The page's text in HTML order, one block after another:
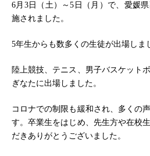
6月3日（土）～5日（月）で、愛媛
施されました。
5年生からも数多くの生徒が出場しま
陸上競技、テニス、男子バスケット
ぎなたに出場しました。
コロナでの制限も緩和され、多くの
す。卒業生をはじめ、先生方や在校
だきありがとうございました。